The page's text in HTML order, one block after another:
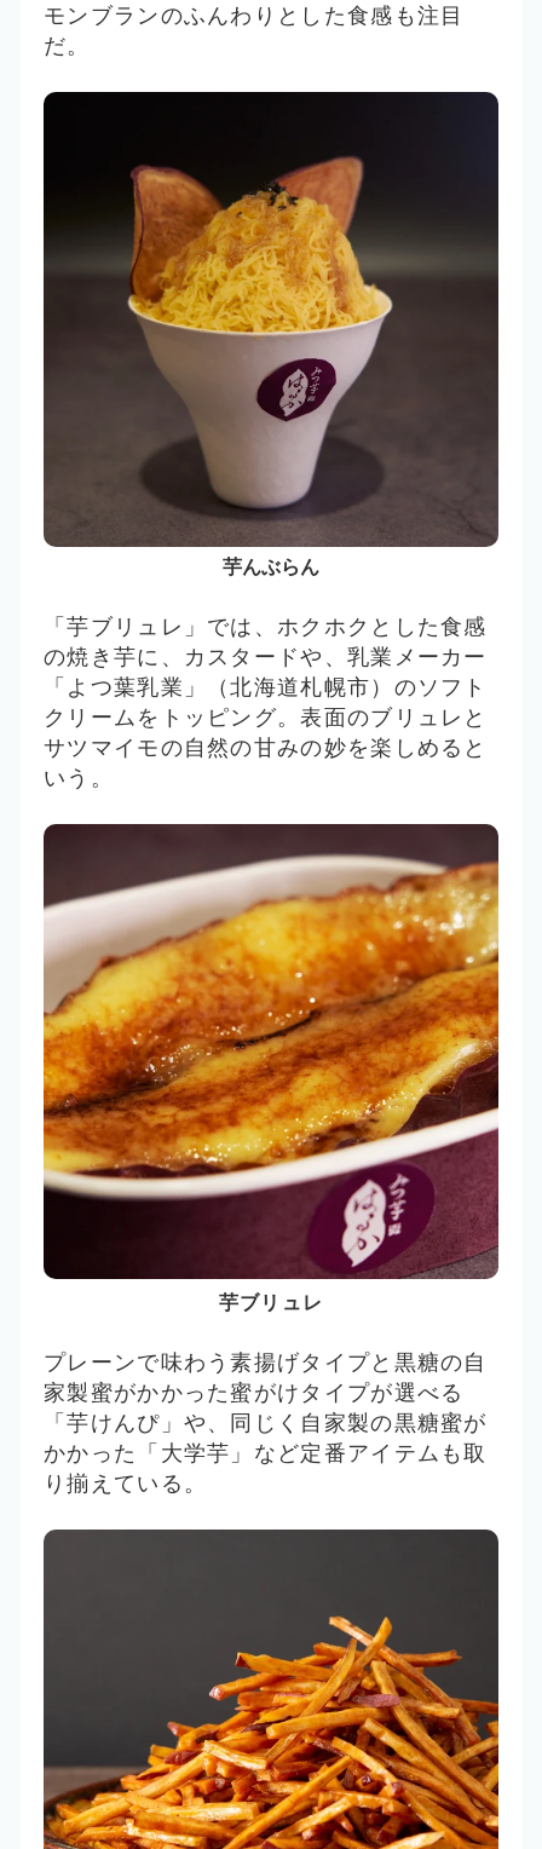
モンブランのふんわりとした食感も注目
だ。
芋んぶらん
「芋ブリュレ」では、ホクホクとした食感
の焼き芋に、カスタードや、乳業メーカー
「よつ葉乳業」（北海道札幌市）のソフト
クリームをトッピング。表面のブリュレと
サツマイモの自然の甘みの妙を楽しめると
いう。
芋ブリュレ
プレーンで味わう素揚げタイプと黒糖の自
家製蜜がかかった蜜がけタイプが選べる
「芋けんぴ」や、同じく自家製の黒糖蜜が
かかった「大学芋」など定番アイテムも取
り揃えている。